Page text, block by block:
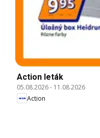
Action leták
05.08.2026- 11.08.2026
Action